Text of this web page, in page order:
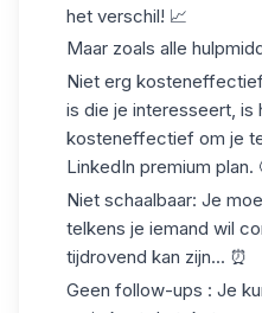
het verschil! 📈
Maar zoals alle
Niet erg
is die je interesseert, is
kosteneffectief om je
LinkedIn premium plan.
Niet schaalbaar: Je
telkens je iemand wil
tijdrovend kan zijn... ⏰
Geen follow-ups : Je